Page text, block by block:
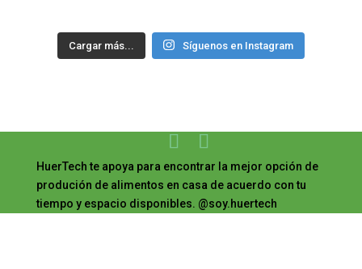
Cargar más... Síguenos en Instagram
HuerTech te apoya para encontrar la mejor opción de
produción de alimentos en casa de acuerdo con tu
tiempo y espacio disponibles. @soy.huertech